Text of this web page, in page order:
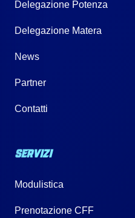
Delegazione Potenza
Delegazione Matera
News
Partner
Contatti
SERVIZI
Modulistica
Prenotazione CFF